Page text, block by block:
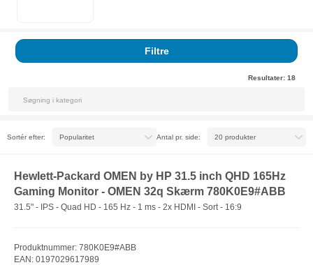
Filtre
Resultater: 18
Sortér efter: Antal pr. side:
Hewlett-Packard OMEN by HP 31.5 inch QHD 165Hz
Gaming Monitor - OMEN 32q Skærm 780K0E9#ABB
31.5" - IPS - Quad HD - 165 Hz - 1 ms - 2x HDMI - Sort - 16:9
Produktnummer: 780K0E9#ABB
EAN: 0197029617989